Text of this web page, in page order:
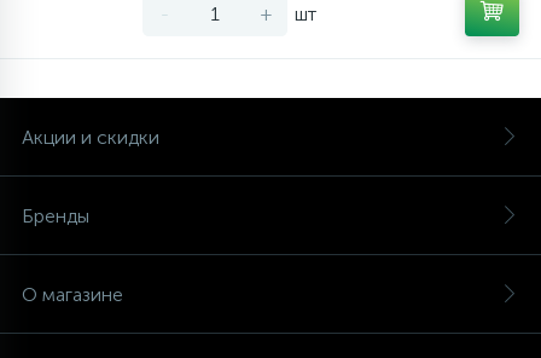
- + шт
Акции и скидки
Бренды
О магазине